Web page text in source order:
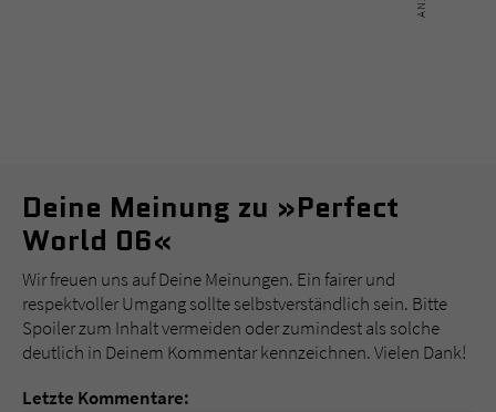
Deine Meinung zu »Perfect
World 06«
Wir freuen uns auf Deine Meinungen. Ein fairer und
respektvoller Umgang sollte selbstverständlich sein. Bitte
Spoiler zum Inhalt vermeiden oder zumindest als solche
deutlich in Deinem Kommentar kennzeichnen. Vielen Dank!
Letzte Kommentare: